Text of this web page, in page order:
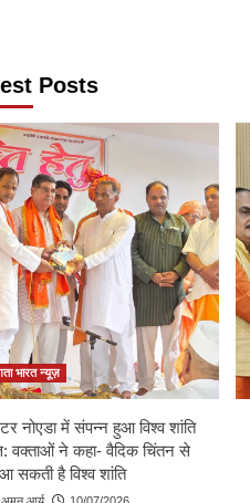
Posts
भारत न्यूज़
नोएडा में संपन्न हुआ विश्व शांति
वक्ताओं ने कहा- वैदिक चिंतन से
सकती है विश्व शांति